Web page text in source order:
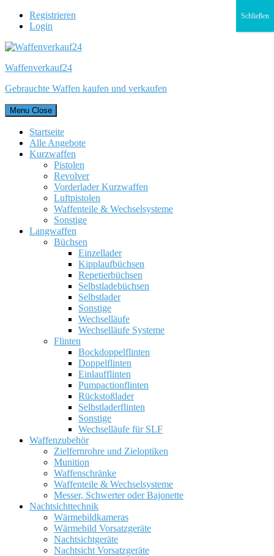
Registrieren
Login
Waffenverkauf24
Gebrauchte Waffen kaufen und verkaufen
Menu Close
Startseite
Alle Angebote
Kurzwaffen
Pistolen
Revolver
Vorderlader Kurzwaffen
Luftpistolen
Waffenteile & Wechselsysteme
Sonstige
Langwaffen
Büchsen
Einzellader
Kipplaufbüchsen
Repetierbüchsen
Selbstladebüchsen
Selbstlader
Sonstige
Wechselläufe
Wechselläufe Systeme
Flinten
Bockdoppelflinten
Doppelflinten
Einlaufflinten
Pumpactionflinten
Rückstoßlader
Selbstladerflinten
Sonstige
Wechselläufe für SLF
Waffenzubehör
Zielfernrohre und Zieloptiken
Munition
Waffenschränke
Waffenteile & Wechselsysteme
Messer, Schwerter oder Bajonette
Nachtsichttechnik
Wärmebildkameras
Wärmebild Vorsatzgeräte
Nachtsichtgeräte
Nachtsicht Vorsatzgeräte
Schließen